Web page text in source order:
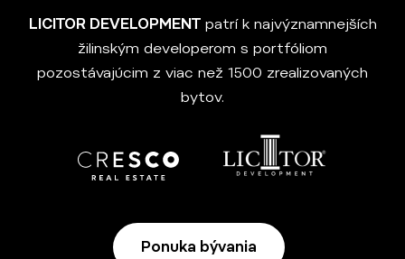
LICITOR DEVELOPMENTpatrí k najvýznamnejších
žilinským developerom s portfóliom
pozostávajúcim z viac než 1500 zrealizovaných
bytov.
Ponuka bývania